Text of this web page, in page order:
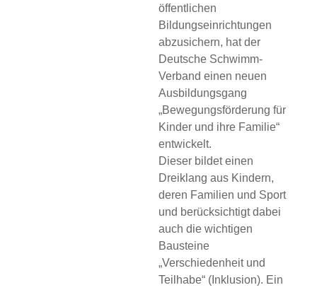
öffentlichen
Bildungseinrichtungen
abzusichern, hat der
Deutsche Schwimm-
Verband einen neuen
Ausbildungsgang
„Bewegungsförderung für
Kinder und ihre Familie“
entwickelt.
Dieser bildet einen
Dreiklang aus Kindern,
deren Familien und Sport
und berücksichtigt dabei
auch die wichtigen
Bausteine
„Verschiedenheit und
Teilhabe“ (Inklusion). Ein